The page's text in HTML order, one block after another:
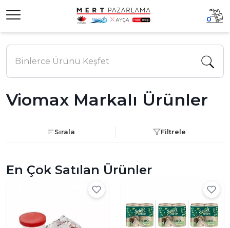
0
Viomax Markalı Ürünler
Sırala Filtrele
En Çok Satılan Ürünler